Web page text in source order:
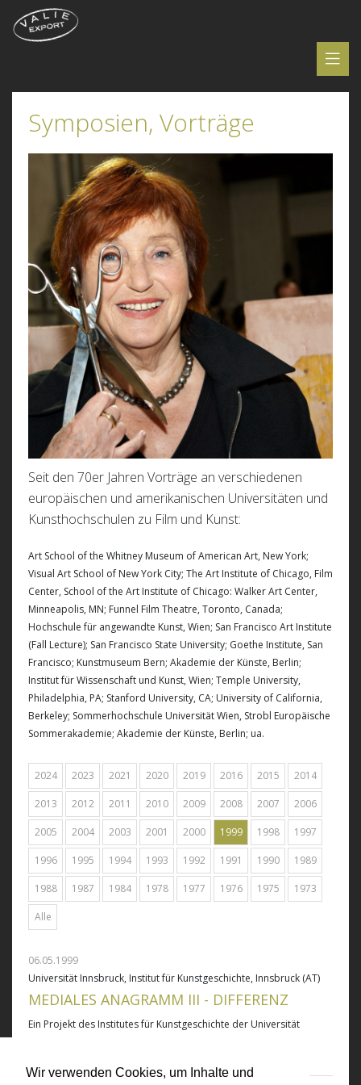
Wir verwenden Cookies, um Inhalte und
Symposien, Vorträge
Seit den 70er Jahren Vorträge an verschiedenen
europäischen und amerikanischen Universitäten und
Kunsthochschulen zu Film und Kunst:
Art School of the Whitney Museum of American Art, New York;
Visual Art School of New York City; The Art Institute of Chicago, Film
Center, School of the Art Institute of Chicago: Walker Art Center,
Minneapolis, MN; Funnel Film Theatre, Toronto, Canada;
Hochschule für angewandte Kunst, Wien; San Francisco Art Institute
(Fall Lecture); San Francisco State University; Goethe Institute, San
Francisco; Kunstmuseum Bern; Akademie der Künste, Berlin;
Institut für Wissenschaft und Kunst, Wien; Temple University,
Philadelphia, PA; Stanford University, CA; University of California,
Berkeley; Sommerhochschule Universität Wien, Strobl Europäische
Sommerakademie; Akademie der Künste, Berlin; ua.
2024 2023 2021 2020 2019 2016 2015 2014
2013 2012 2011 2010 2009 2008 2007 2006
2005 2004 2003 2001 2000 1999 1998 1997
1996 1995 1994 1993 1992 1991 1990 1989
1988 1987 1984 1978 1977 1976 1975 1973
Alle
06.05.1999
Universität Innsbruck, Institut für Kunstgeschichte, Innsbruck (AT)
MEDIALES ANAGRAMM III - DIFFERENZ
Ein Projekt des Institutes für Kunstgeschichte der Universität